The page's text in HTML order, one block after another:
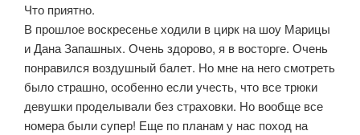
Что приятно.
В прошлое воскресенье ходили в цирк на шоу Марицы
и Дана Запашных. Очень здорово, я в восторге. Очень
понравился воздушный балет. Но мне на него смотреть
было страшно, особенно если учесть, что все трюки
девушки проделывали без страховки. Но вообще все
номера были супер! Еще по планам у нас поход на